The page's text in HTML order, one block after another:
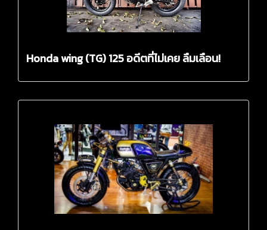
Honda wing (TG) 125 อดีตที่ไม่เคย ลืมเลือน!